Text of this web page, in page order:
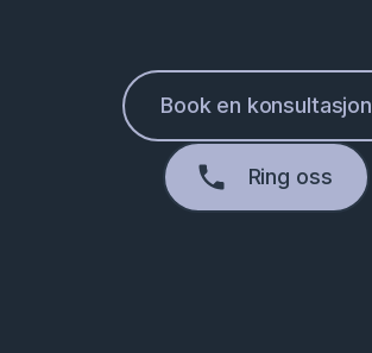
Book en konsultasjon
Ring oss